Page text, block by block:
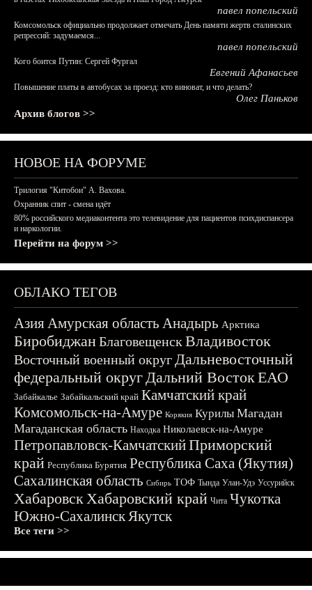
павел попельский
Комсомольск официально продолжает отмечать День памяти жертв сталинских
репрессий: задумаемся...
павел попельский
Кого боится Путин: Сергей Фургал
Евгений Афанасьев
Повышение платы в автобусах за проезд: кто виноват, и что делать?
Олег Паньков
Архив блогов >>
НОВОЕ НА ФОРУМЕ
Трилогия "Китобои" А. Вахова.
Охранник спит - смена идёт
80% российского медиаконтента это телевидение для пациентов психдиспансера
и наркологии.
Перейти на форум >>
ОБЛАКО ТЕГОВ
АзияАмурская область Анадырь Арктика
БиробиджанБлаговещенскВладивосток
Восточный военный округДальневосточный
федеральный округДальний ВостокЕАО
Забайкалье Забайкальский край Камчатский край
Комсомольск-на-Амуре Корякия Курилы Магадан
Магаданская область Находка Николаевск-на-Амуре
Петропавловск-КамчатскийПриморский
край Республика Бурятия Республика Саха (Якутия)
Сахалинская область Сибирь ТОФ Тында Улан-Удэ Уссурийск
ХабаровскХабаровский край Чита Чукотка
Южно-СахалинскЯкутск
Все теги >>